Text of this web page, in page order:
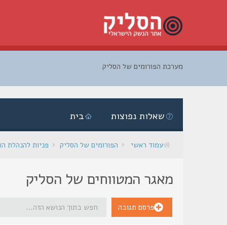
מערכת הפורומים של הסליק
בית שאלות נפוצות
עמוד ראשי הפורומים של הסליק פניות להנהלת
מאגר המטווחים של הסליק
פרסם תגובה